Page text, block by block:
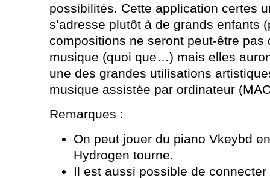
possibilités. Cette application certes
s’adresse plutôt à de grands enfants
compositions ne seront peut-être
musique (quoi que…) mais elles
une des grandes utilisations
musique assistée par ordinateur
Remarques :
On peut jouer du piano Vkeybd
Hydrogen tourne.
Il est aussi possible de